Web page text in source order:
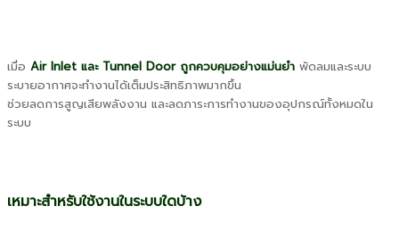
เมื่อ Air Inlet และ Tunnel Door ถูกควบคุมอย่างแม่นยำ พัดลมและระบบ
ระบายอากาศจะทำงานได้เต็มประสิทธิภาพมากขึ้น
ช่วยลดการสูญเสียพลังงาน และลดภาระการทำงานของอุปกรณ์ทั้งหมดใน
ระบบ
เหมาะสำหรับใช้งานในระบบใดบ้าง